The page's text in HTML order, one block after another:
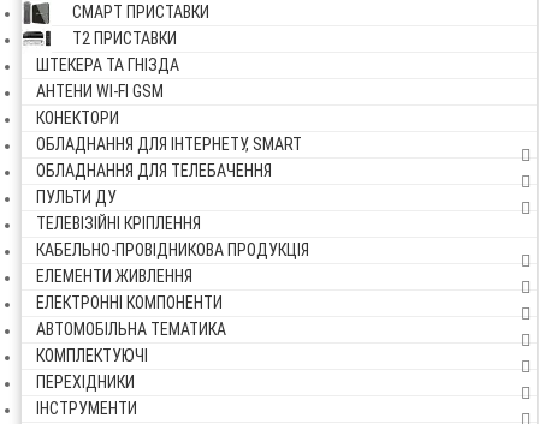
СМАРТ ПРИСТАВКИ
Т2 ПРИСТАВКИ
ШТЕКЕРА ТА ГНІЗДА
АНТЕНИ WI-FI GSM
КОНЕКТОРИ
ОБЛАДНАННЯ ДЛЯ ІНТЕРНЕТУ, SMART
ОБЛАДНАННЯ ДЛЯ ТЕЛЕБАЧЕННЯ
ПУЛЬТИ ДУ
ТЕЛЕВІЗІЙНІ КРІПЛЕННЯ
КАБЕЛЬНО-ПРОВІДНИКОВА ПРОДУКЦІЯ
ЕЛЕМЕНТИ ЖИВЛЕННЯ
ЕЛЕКТРОННІ КОМПОНЕНТИ
АВТОМОБІЛЬНА ТЕМАТИКА
КОМПЛЕКТУЮЧІ
ПЕРЕХІДНИКИ
ІНСТРУМЕНТИ